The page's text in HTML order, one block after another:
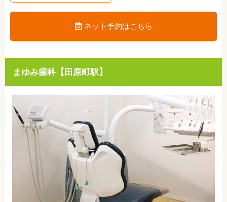
ネット予約はこちら
まゆみ歯科【田原町駅】